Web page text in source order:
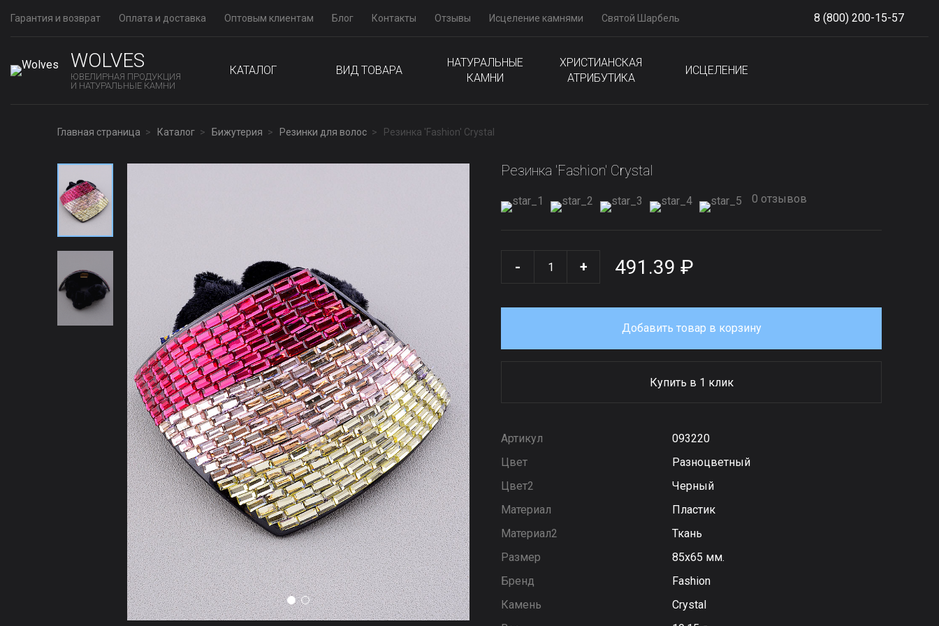
Гарантия и возврат Оплата и доставка Оптовым клиентам Блог Контакты Отзывы Исцеление камнями Святой Шарбель 8 (800) 200-15-57
WOLVES
ЮВЕЛИРНАЯ ПРОДУКЦИЯ
И НАТУРАЛЬНЫЕ КАМНИ
КАТАЛОГ ВИД ТОВАРА
НАТУРАЛЬНЫЕ
КАМНИ
ХРИСТИАНСКАЯ
АТРИБУТИКА
ИСЦЕЛЕНИЕ
Главная страница Каталог Бижутерия Резинки для волос Резинка 'Fashion' Сrystal
Резинка 'Fashion' Сrystal
0 отзывов
- + 491.39 ₽
Добавить товар в корзину
Купить в 1 клик
Артикул
093220
Цвет
Разноцветный
Цвет2
Черный
Материал
Пластик
Материал2
Ткань
Размер
85х65 мм.
Бренд
Fashion
Камень
Сrystal